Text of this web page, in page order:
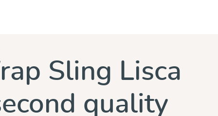
Sling Lisca
quality